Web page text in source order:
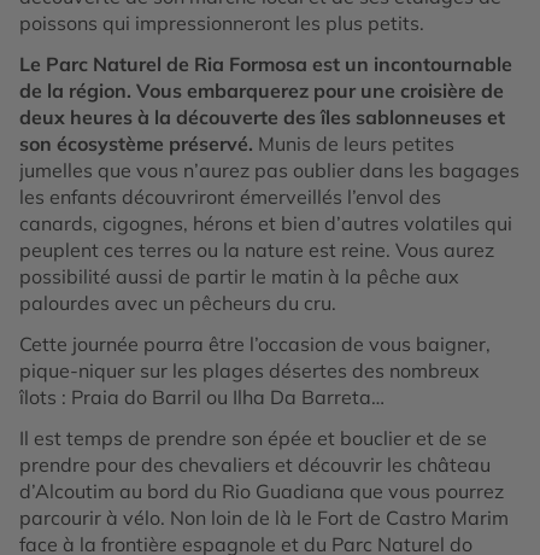
poissons qui impressionneront les plus petits.
Le Parc Naturel de Ria Formosa est un incontournable
de la région. Vous embarquerez pour une croisière de
deux heures à la découverte des îles sablonneuses et
son écosystème préservé. Munis de leurs petites
jumelles que vous n’aurez pas oublier dans les bagages
les enfants découvriront émerveillés l’envol des
canards, cigognes, hérons et bien d’autres volatiles qui
peuplent ces terres ou la nature est reine. Vous aurez
possibilité aussi de partir le matin à la pêche aux
palourdes avec un pêcheurs du cru.
Cette journée pourra être l’occasion de vous baigner,
pique-niquer sur les plages désertes des nombreux
îlots : Praia do Barril ou Ilha Da Barreta…
Il est temps de prendre son épée et bouclier et de se
prendre pour des chevaliers et découvrir les château
d’Alcoutim au bord du Rio Guadiana que vous pourrez
parcourir à vélo. Non loin de là le Fort de Castro Marim
face à la frontière espagnole et du Parc Naturel do